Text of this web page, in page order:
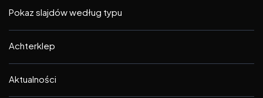
Pokaz slajdów według typu
Achterklep
Aktualności